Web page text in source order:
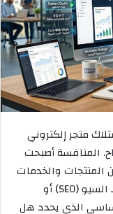
متجر إلكتروني
المنافسة أصبحت
المنتجات والخدمات
التي يحتاجونها. هنا يظهر الدور الحقيقي لـ السيو (SEO) أو
الذي يحدد هل